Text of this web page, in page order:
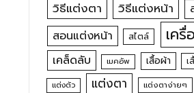
วิธีแต่งตา วิธีแต่งหน้า
สอนแต่งหน้า สไตล์ เค
เคล็ดลับ เมคอัพ เสื้อผ้า เ
แต่งตัว แต่งตา แต่งตาง่ายๆ